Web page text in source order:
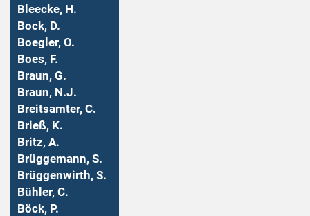
Bleecke, H.
Bock, D.
Boegler, O.
Boes, F.
Braun, G.
Braun, N.J.
Breitsamter, C.
Brieß, K.
Britz, A.
Brüggemann, S.
Brüggenwirth, S.
Bühler, C.
Böck, P.